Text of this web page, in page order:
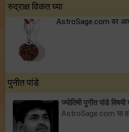
रुद्राक्ष विकत घ्या
AstroSage.com वर
पुनीत पांडे
ज्योतिषी पुनीत पांडे विषयी
AstroSage.com चा